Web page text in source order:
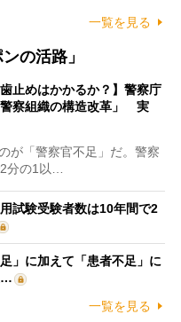
一覧を見る
の活路」
止めはかかるか？】警察庁
察組織の構造改革」 実
が「警察官不足」だ。警察
分の1以…
試験受験者数は10年間で2
」に加えて「患者不足」に
…
一覧を見る